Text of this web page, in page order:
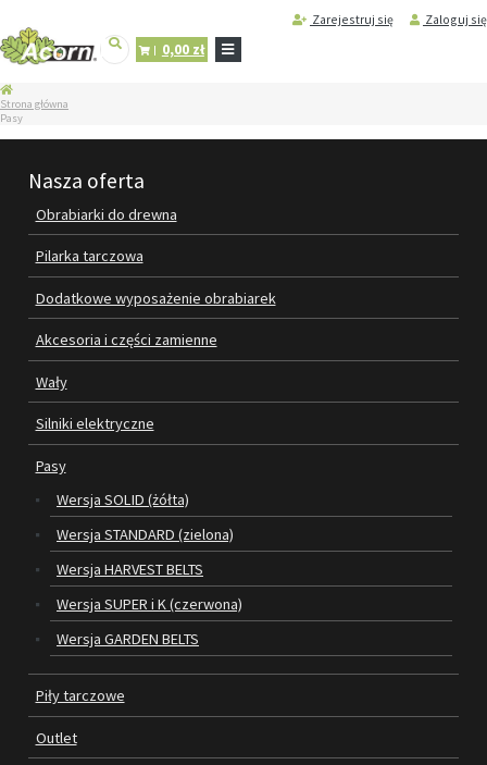
Zarejestruj się Zaloguj się
0,00 zł
STRONA
GŁÓWNA
SERWIS
REGENERACJA
PRODUKTY
OBRABIARKI DO DREWNA
PILARKA TARCZOWA
DODATKOWE WYPOSAŻENIE
OBRABIAREK
AKCESORIA I CZĘŚCI ZAMIENNE
SILNIKI ELEKTRYCZNE
PIŁY TARCZOWE
OUTLET
SERWIS I REGENERACJA MASZYN
Strona główna
Pasy
Nasza oferta
Obrabiarki do drewna
Pilarka tarczowa
Dodatkowe wyposażenie obrabiarek
Akcesoria i części zamienne
Wały
Silniki elektryczne
Pasy
Wersja SOLID (żółta)
Wersja STANDARD (zielona)
Wersja HARVEST BELTS
Wersja SUPER i K (czerwona)
Wersja GARDEN BELTS
Piły tarczowe
Outlet